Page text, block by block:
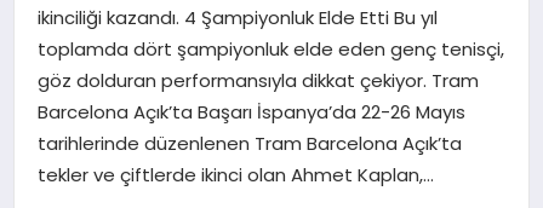
SAĞLIK
DÜNYA
ikinciliği kazandı. 4 Şampiyonluk Elde Etti Bu yıl
toplamda dört şampiyonluk elde eden genç tenisçi,
göz dolduran performansıyla dikkat çekiyor. Tram
Barcelona Açık’ta Başarı İspanya’da 22-26 Mayıs
tarihlerinde düzenlenen Tram Barcelona Açık’ta
tekler ve çiftlerde ikinci olan Ahmet Kaplan,…